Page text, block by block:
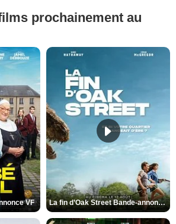
prochainement au
VF La fin d’Oak Street Bande-annonce VO STFR